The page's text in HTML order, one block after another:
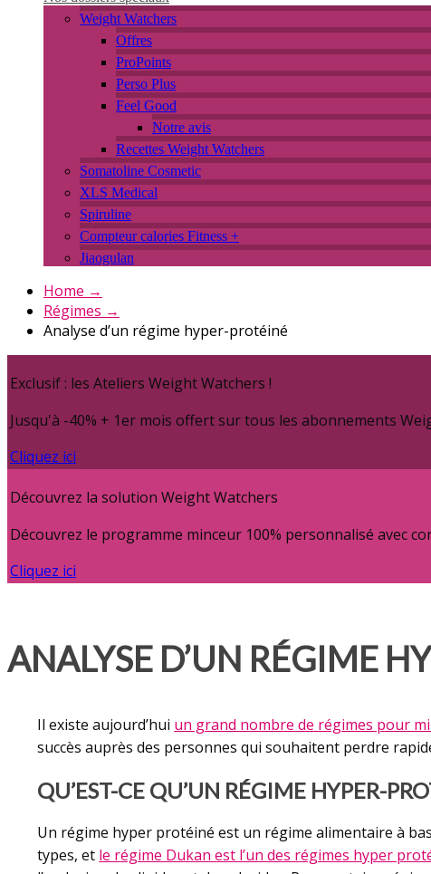
Weight Watchers
Offres
ProPoints
Perso Plus
Feel Good
Notre avis
Recettes Weight Watchers
Somatoline Cosmetic
XLS Medical
Spiruline
Compteur calories Fitness +
Jiaogulan
Home →
Régimes →
Analyse d’un régime hyper-protéiné
Exclusif : les Ateliers Weight Watchers !
Jusqu'à -40% + 1er mois offert sur tous les abonnements
Cliquez ici
Découvrez la solution Weight Watchers
Découvrez le programme minceur 100% personnalisé avec
Cliquez ici
ANALYSE D’UN RÉGIME
Il existe aujourd’hui un grand nombre de régimes pour
succès auprès des personnes qui souhaitent perdre
QU’EST-CE QU’UN RÉGIME HYPER-
Un régime hyper protéiné est un régime alimentaire à
types, et le régime Dukan est l’un des régimes hyper